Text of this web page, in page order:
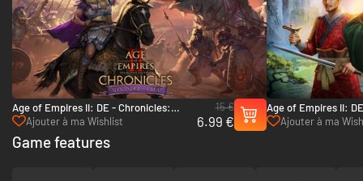
Age of Empires II: DE - Chronicles:
Alexander the Great - PC (Steam)
Ajouter à ma Wishlist
15 €
6.99 €
Age of Empires II:
Kingdoms - PC
Ajouter à ma
Game features